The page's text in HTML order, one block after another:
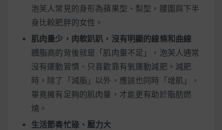
泡芙人常見的身形為蘋果型、梨型，腰圍與下半
身比較肥胖的女性。
肌肉量少，肉軟趴趴，沒有明顯的線條和曲線
體脂高的背後就是「肌肉量不足」，泡芙人通常
沒有運動習慣、只喜歡靠有氧運動減肥。減肥
時，除了「減脂」以外，應該也同時「增肌」，
畢竟擁有足夠的肌肉量，才能更有助於脂肪燃
燒。
生活節奏忙碌、壓力大